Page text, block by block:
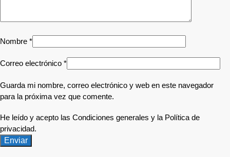
Nombre *
Correo electrónico *
Guarda mi nombre, correo electrónico y web en este navegador
para la próxima vez que comente.
He leído y acepto las Condiciones generales y la Política de
privacidad.